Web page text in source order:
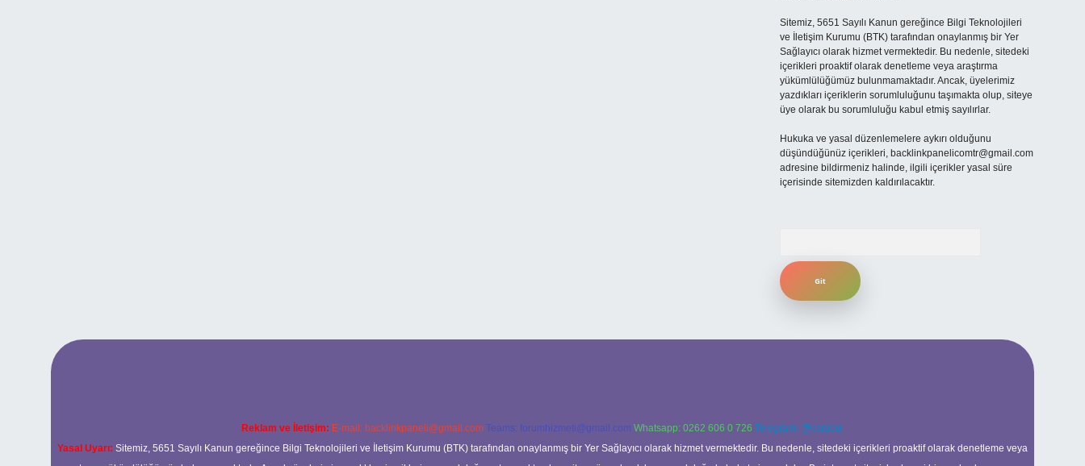
Sitemiz, 5651 Sayılı Kanun gereğince Bilgi Teknolojileri
ve İletişim Kurumu (BTK) tarafından onaylanmış bir Yer
Sağlayıcı olarak hizmet vermektedir. Bu nedenle, sitedeki
içerikleri proaktif olarak denetleme veya araştırma
yükümlülüğümüz bulunmamaktadır. Ancak, üyelerimiz
yazdıkları içeriklerin sorumluluğunu taşımakta olup, siteye
üye olarak bu sorumluluğu kabul etmiş sayılırlar.
Hukuka ve yasal düzenlemelere aykırı olduğunu
düşündüğünüz içerikleri, backlinkpanelicomtr@gmail.com
adresine bildirmeniz halinde, ilgili içerikler yasal süre
içerisinde sitemizden kaldırılacaktır.
Reklam ve İletişim: E-mail: backlinkpaneli@gmail.com Teams: forumhizmeti@gmail.com Whatsapp: 0262 606 0 726 Telegram: @karabul
Yasal Uyarı: Sitemiz, 5651 Sayılı Kanun gereğince Bilgi Teknolojileri ve İletişim Kurumu (BTK) tarafından onaylanmış bir Yer Sağlayıcı olarak hizmet vermektedir. Bu nedenle, sitedeki içerikleri proaktif olarak denetleme veya